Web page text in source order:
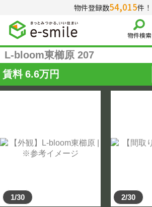
物件登録数54,015件！
物件検索
L-bloom東櫛原 207
賃料 6.6万円
1/30 2/30